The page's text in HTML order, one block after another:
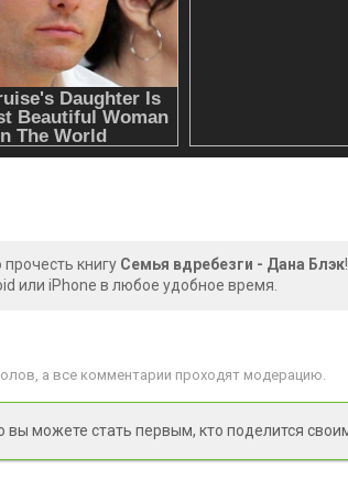
книгу Семья вдребезги - Дана Блэк
или iPhone в любое удобное время.
а все комментарии проходят модерацию.
можете стать первым, кто поделится